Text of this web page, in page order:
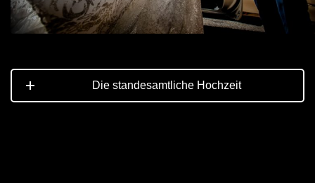
Die standesamtliche Hochzeit